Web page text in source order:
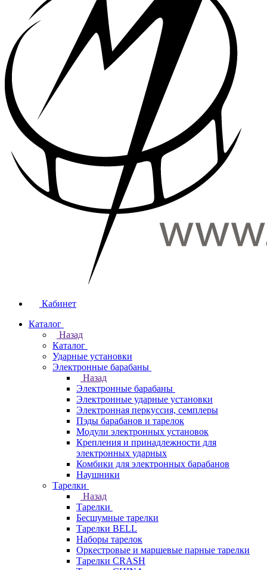
Кабинет
Каталог
Назад
Каталог
Ударные установки
Электронные барабаны
Назад
Электронные барабаны
Электронные ударные установки
Электронная перкуссия, семплеры
Пэды барабанов и тарелок
Модули электронных установок
Крепления и принадлежности для
электронных ударных
Комбики для электронных барабанов
Наушники
Тарелки
Назад
Тарелки
Бесшумные тарелки
Тарелки BELL
Наборы тарелок
Оркестровые и маршевые парные тарелки
Тарелки CRASH